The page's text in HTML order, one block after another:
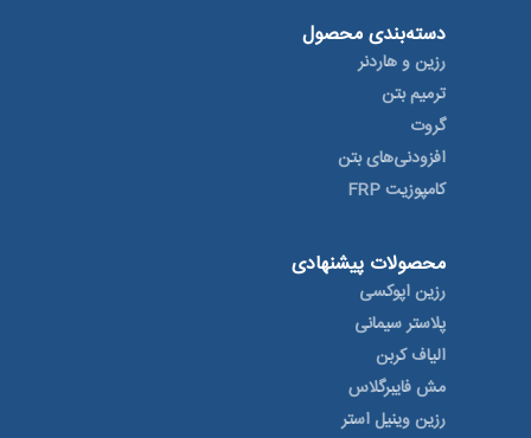
دسته‌بندی محصول
رزین و هاردنر
ترمیم بتن
گروت
افزودنی‌های بتن
کامپوزیت FRP
محصولات پیشنهادی
رزین اپوکسی
پلاستر سیمانی
الیاف کربن
مش فایبرگلاس
رزین وینیل استر